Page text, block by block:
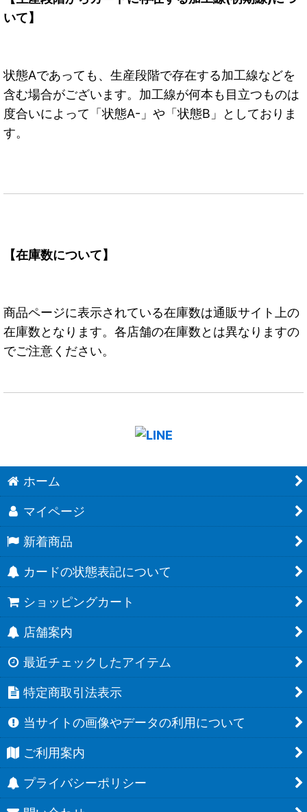
いて】
状態Aであっても、生産段階で存在する加工線などを
含む場合がございます。加工線が何本も目立つものは
度合いによって「状態A-」や「状態B」としておりま
す。
【在庫数について】
商品ページに表示されている在庫数は通販サイト上の
在庫数となります。各店舗の在庫数とは異なりますの
でご注意ください。
ホーム
マイページ
新着商品
カードの状態表記について
ショッピングカート
店舗案内
最近チェックしたアイテム
特定商取引法表示
当サイトの画像やデータの利用について
ご利用案内
プライバシーポリシー